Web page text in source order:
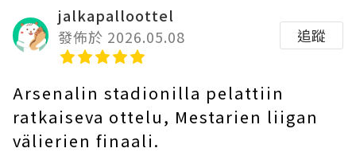
jalkapalloottel
發佈於 2026.05.08
追蹤
Arsenalin stadionilla pelattiin
ratkaiseva ottelu, Mestarien liigan
välierien finaali.